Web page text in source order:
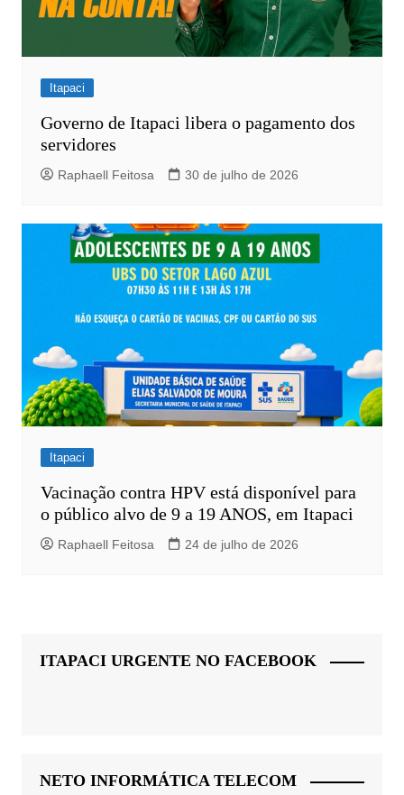
Itapaci
Governo de Itapaci libera o pagamento dos
servidores
Raphaell Feitosa 30 de julho de 2026
Itapaci
Vacinação contra HPV está disponível para
o público alvo de 9 a 19 ANOS, em Itapaci
Raphaell Feitosa 24 de julho de 2026
ITAPACI URGENTE NO FACEBOOK
NETO INFORMÁTICA TELECOM